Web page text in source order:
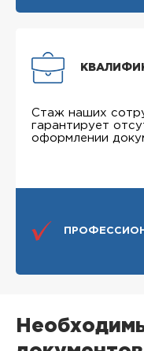
Стаж наших
гарантирует
оформлении